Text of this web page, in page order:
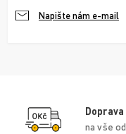
Napište nám e-mail
na vše